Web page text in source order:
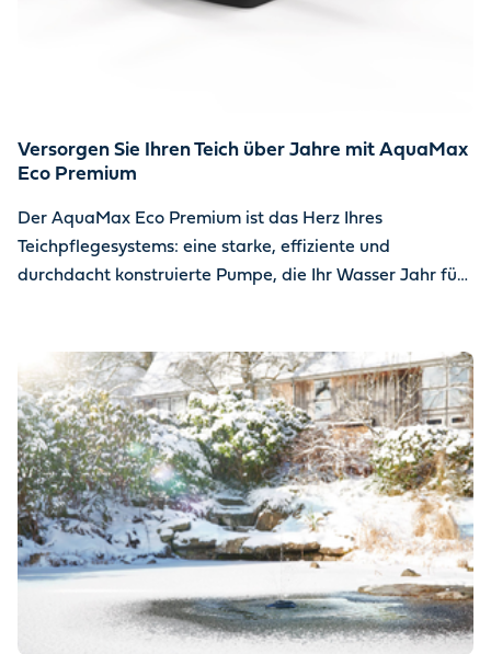
Versorgen Sie Ihren Teich über Jahre mit AquaMax
Eco Premium
Der AquaMax Eco Premium ist das Herz Ihres
Teichpflegesystems: eine starke, effiziente und
durchdacht konstruierte Pumpe, die Ihr Wasser Jahr für